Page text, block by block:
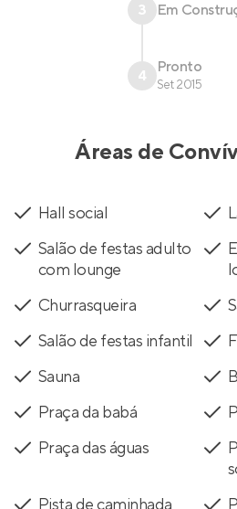
3 Em
4 Pronto
Set 2015
Áreas de
Hall social
Salão de festas adulto
com lounge
Churrasqueira
Salão de festas infantil
Sauna
Praça da babá
Praça das águas